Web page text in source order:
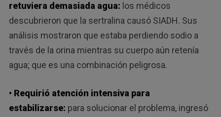
retuviera demasiada agua: los médicos
descubrieron que la sertralina causó SIADH. Sus
análisis mostraron que estaba perdiendo sodio a
través de la orina mientras su cuerpo aún retenía
agua; que es una combinación peligrosa.
• Requirió atención intensiva para
estabilizarse: para solucionar el problema, ingresó